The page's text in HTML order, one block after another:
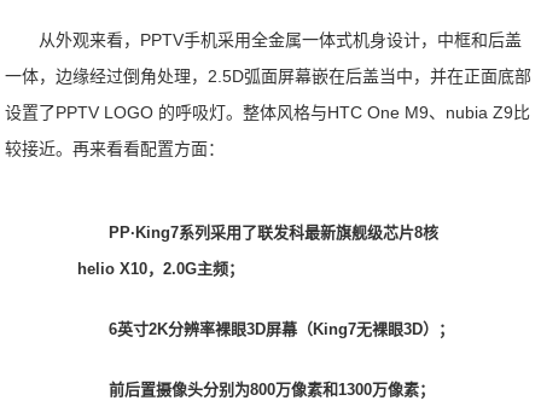
从外观来看，PPTV手机采用全金属一体式机身设计，中框和后盖
一体，边缘经过倒角处理，2.5D弧面屏幕嵌在后盖当中，并在正面底部
设置了PPTV LOGO 的呼吸灯。整体风格与HTC One M9、nubia Z9比
较接近。再来看看配置方面：
PP·King7系列采用了联发科最新旗舰级芯片8核
helio X10，2.0G主频；
6英寸2K分辨率裸眼3D屏幕（King7无裸眼3D）；
前后置摄像头分别为800万像素和1300万像素；